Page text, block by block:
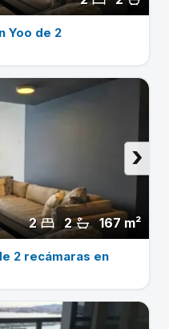
Yoo de 2
167 m²
2
2
›
2 recámaras en